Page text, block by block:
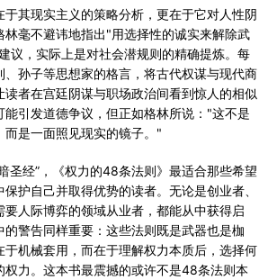
于其现实主义的策略分析，更在于它对人性阴
林毫不避讳地指出"用选择性的诚实来解除武
议，实际上是对社会潜规则的精确提炼。每
、孙子等思想家的格言，将古代权谋与现代商
读者在宫廷阴谋与职场政治间看到惊人的相似
能引发道德争议，但正如格林所说："这不是
而是一面照见现实的镜子。"
圣经”，《权力的48条法则》最适合那些希望
护自己并取得优势的读者。无论是创业者、
要人际博弈的领域从业者，都能从中获得启
的警告同样重要：这些法则既是武器也是枷
于机械套用，而在于理解权力本质后，选择何
权力。这本书最震撼的或许不是48条法则本